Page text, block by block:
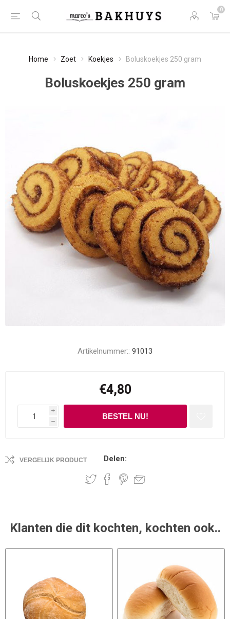
0
Home Zoet Koekjes Boluskoekjes 250 gram
Boluskoekjes 250 gram
VERGELIJK PRODUCT
Artikelnummer:: 91013
€4,80
i
h
Delen:
Klanten die dit kochten, kochten ook..